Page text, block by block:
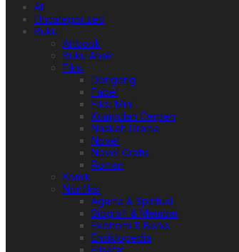
All
Uncategorized
Buku
Artbook
Buku Anak
Fiksi
Dongeng
Fabel
Fiksi Mini
Kumpulan Cerpen
Naskah Drama
Novel
Novel Grafis
Roman
Komik
Nonfiksi
Agama & Spiritual
Biografi & Memoar
Ekonomi & Bisnis
Ensiklopedia
Filsafat